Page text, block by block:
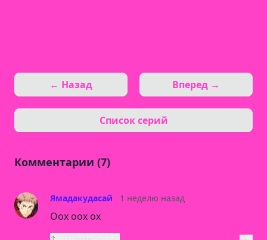
← Назад
Список серий
Вперед →
Комментарии (7)
Ямадакудасай 1 неделю назад
Оох оох ох